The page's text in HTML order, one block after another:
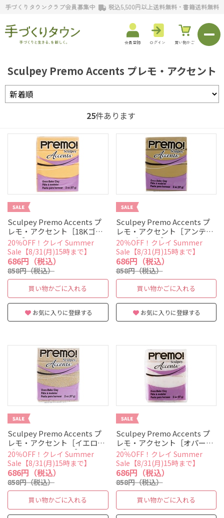
手づくりタウンクラブ会員募集中 税込5,500円以上送料無料・書籍送料無料
会員登録 ログイン 買い物かご
Sculpey Premo Accents プレモ・アクセント
25件あります
Sculpey Premo Accents プ
レモ・アクセント［18Kゴー
ルド］
20％OFF！クレイ Summer
Sale【8/31(月)15時まで】
686円（税込）
858円（税込）
買い物かごに入れる
お気に入りに登録する
Sculpey Premo Accents プ
レモ・アクセント［アンティ
ークゴールド］
20％OFF！クレイ Summer
Sale【8/31(月)15時まで】
686円（税込）
858円（税込）
買い物かごに入れる
お気に入りに登録する
Sculpey Premo Accents プ
レモ・アクセント［イエロー
ゴールドグリッター］
20％OFF！クレイ Summer
Sale【8/31(月)15時まで】
686円（税込）
858円（税込）
買い物かごに入れる
Sculpey Premo Accents プ
レモ・アクセント［オパー
ル］
20％OFF！クレイ Summer
Sale【8/31(月)15時まで】
686円（税込）
858円（税込）
買い物かごに入れる